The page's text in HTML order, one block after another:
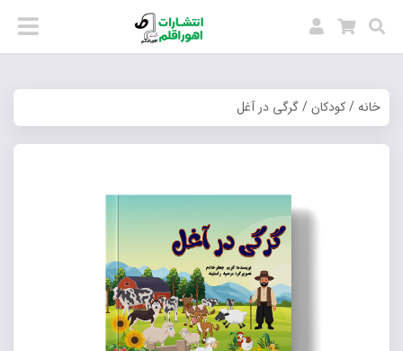
خانه/کودکان/ گرگی در آغل